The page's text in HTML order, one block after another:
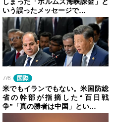
いう誤ったメッセージで…
7/6 国際
米でもイランでもない。米国防総
省の幹部が指摘した“百日戦
争”「真の勝者は中国」とい…